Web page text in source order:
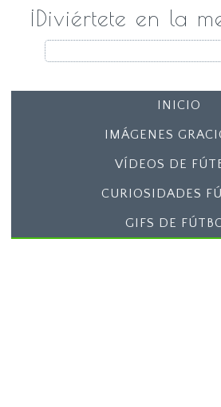
¡Diviértete en la
INICIO
IMÁGENES
VÍDEOS DE
CURIOSIDADES
GIFS DE